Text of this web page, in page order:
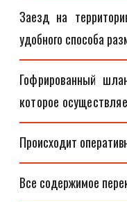
Заезд на
удобного способа
Гофрированный
которое
Происходит
Все содержимое